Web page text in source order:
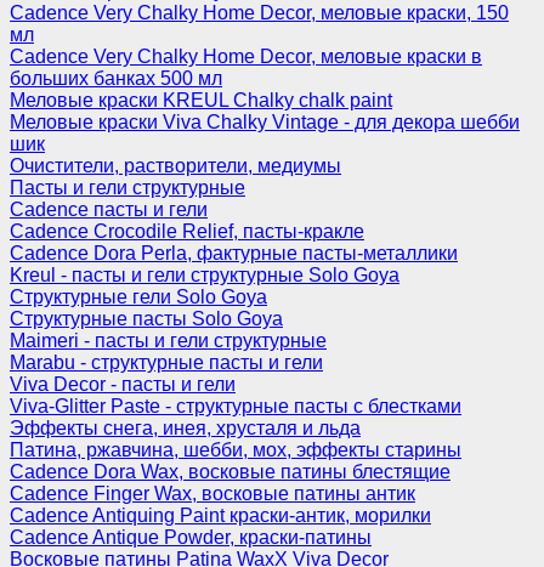
Cadence Very Chalky Home Decor, меловые краски, 150
мл
Cadence Very Chalky Home Decor, меловые краски в
больших банках 500 мл
Меловые краски KREUL Chalky chalk paint
Меловые краски Viva Chalky Vintage - для декора шебби
шик
Очистители, растворители, медиумы
Пасты и гели структурные
Cadence пасты и гели
Cadence Crocodile Relief, пасты-кракле
Cadence Dora Perla, фактурные пасты-металлики
Kreul - пасты и гели структурные Solo Goya
Структурные гели Solo Goya
Структурные пасты Solo Goya
Maimeri - пасты и гели структурные
Marabu - структурные пасты и гели
Viva Decor - пасты и гели
Viva-Glitter Paste - структурные пасты с блестками
Эффекты снега, инея, хрусталя и льда
Патина, ржавчина, шебби, мох, эффекты старины
Cadence Dora Wax, восковые патины блестящие
Cadence Finger Wax, восковые патины антик
Сadence Antiquing Paint краски-антик, морилки
Cadence Antique Powder, краски-патины
Восковые патины Patina WaxX Viva Decor